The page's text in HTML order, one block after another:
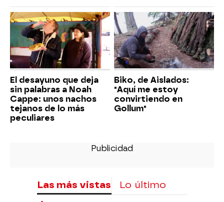
El desayuno que deja
sin palabras a Noah
Cappe: unos nachos
tejanos de lo más
peculiares
Biko, de Aislados:
"Aquí me estoy
convirtiendo en
Gollum"
Las más vistas Lo último